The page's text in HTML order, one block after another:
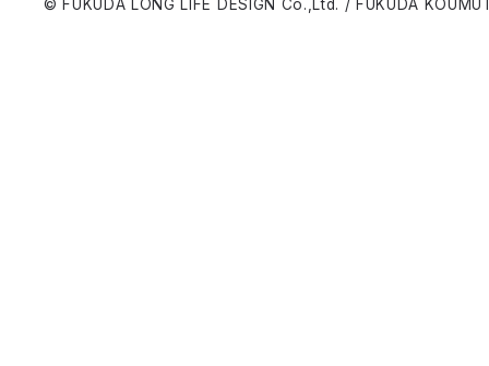
© FUKUDA LONG LIFE DESIGN Co.,Ltd. / FUKUDA